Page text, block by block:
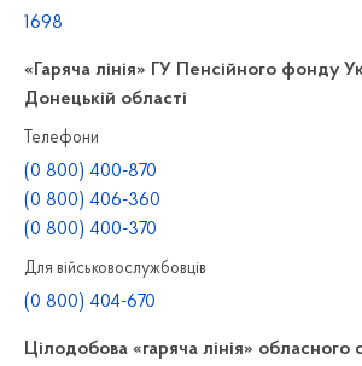
1698
«Гаряча лінія» ГУ Пенсійного фонду
Донецькій області
Телефони
(0 800) 400-870
(0 800) 406-360
(0 800) 400-370
Для військовослужбовців
(0 800) 404-670
Цілодобова «гаряча лінія» обласного